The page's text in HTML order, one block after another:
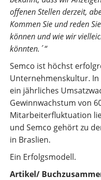
offenen Stellen derzeit,
Kommen Sie und reden
können und wie wir
könnten.´“
Semco ist höchst
Unternehmenskultur. In
ein jährliches
Gewinnwachstum von
Mitarbeiterfluktuation
und Semco gehört zu
in Braslien.
Ein Erfolgsmodell.
Artikel/